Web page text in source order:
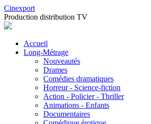
Cinexport
Production distribution TV
Accueil
Long-Métrage
Nouveautés
Drames
Comédies dramatiques
Horreur - Science-fiction
Action - Policier - Thriller
Animations - Enfants
Documentaires